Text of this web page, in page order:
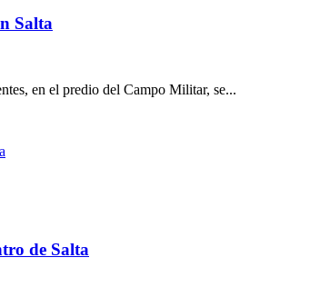
Salta
en el predio del Campo Militar, se...
de Salta